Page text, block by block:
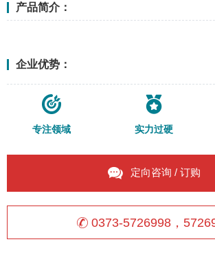
产品简介：
企业优势：
专注领域 实力过硬
定向咨询 / 订购
0373-5726998，